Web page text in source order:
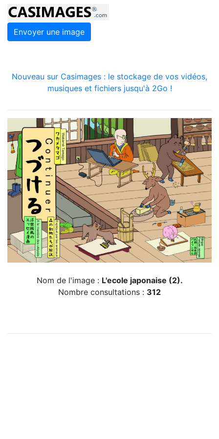
Envoyer une image
Nouveau sur Casimages : le stockage de vos vidéos,
musiques et fichiers jusqu'à 2Go !
Nom de l'image : L'ecole japonaise (2).
Nombre consultations : 312